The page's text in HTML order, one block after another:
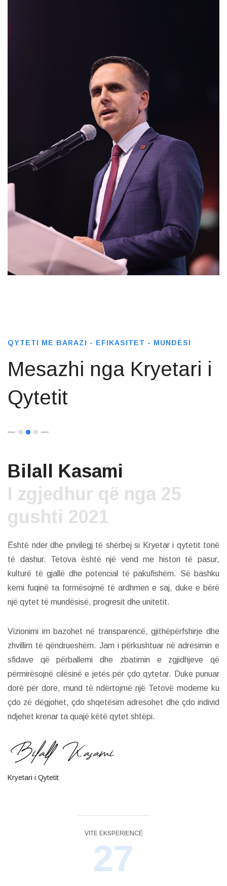
QYTETI ME BARAZI - EFIKASITET - MUNDËSI
Mesazhi nga Kryetari i
Qytetit
Bilall Kasami
I zgjedhur që nga 25
gushti 2021
Është nder dhe privilegj të shërbej si Kryetar i qytetit tonë
të dashur. Tetova është një vend me histori të pasur,
kulturë të gjallë dhe potencial të pakufishëm. Së bashku
kemi fuqinë ta formësojmë të ardhmen e saj, duke e bërë
një qytet të mundësisë, progresit dhe unitetit.
Vizionimi im bazohet në transparencë, gjithëpërfshirje dhe
zhvillim të qëndrueshëm. Jam i përkushtuar në adresimin e
sfidave që përballemi dhe zbatimin e zgjidhjeve që
përmirësojnë cilësinë e jetës për çdo qytetar. Duke punuar
dorë për dore, mund të ndërtojmë një Tetovë moderne ku
çdo zë dëgjohet, çdo shqetësim adresohet dhe çdo individ
ndjehet krenar ta quajë këtë qytet shtëpi.
Kryetari i Qytetit
VITE EKSPERIENCË
27